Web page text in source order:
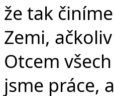
že tak
Zemi,
Otcem
jsme práce,